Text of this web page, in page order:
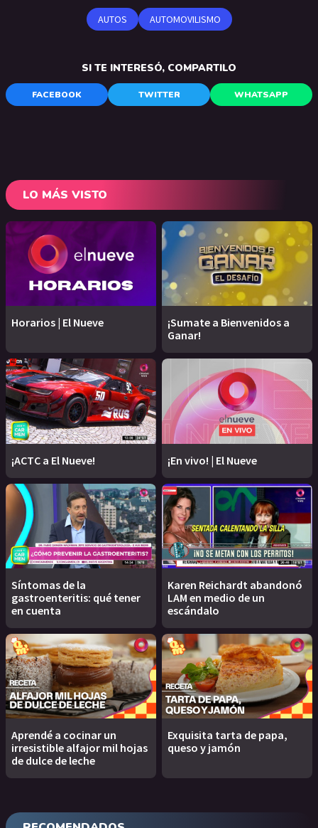
AUTOS AUTOMOVILISMO
SI TE INTERESÓ, COMPARTILO
FACEBOOK TWITTER WHATSAPP
LO MÁS VISTO
Horarios | El Nueve
¡Sumate a Bienvenidos a
Ganar!
¡ACTC a El Nueve! ¡En vivo! | El Nueve
Síntomas de la
gastroenteritis: qué tener
en cuenta
Karen Reichardt abandonó
LAM en medio de un
escándalo
Aprendé a cocinar un
irresistible alfajor mil hojas
de dulce de leche
Exquisita tarta de papa,
queso y jamón